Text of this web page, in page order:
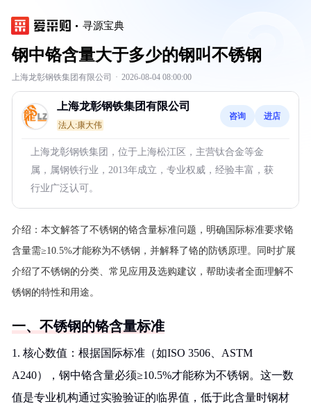
寻源宝典
钢中铬含量大于多少的钢叫不锈钢
上海龙彰钢铁集团有限公司 · 2026-08-04 08:00:00
上海龙彰钢铁集团有限公司
法人:康大伟
咨询 进店
上海龙彰钢铁集团，位于上海松江区，主营钛合金等金
属，属钢铁行业，2013年成立，专业权威，经验丰富，获
行业广泛认可。
介绍： 本文解答了不锈钢的铬含量标准问题，明确国际标准要求铬
含量需≥10.5%才能称为不锈钢，并解释了铬的防锈原理。同时扩展
介绍了不锈钢的分类、常见应用及选购建议，帮助读者全面理解不
锈钢的特性和用途。
一、不锈钢的铬含量标准
1. 核心数值：根据国际标准（如ISO 3506、ASTM
A240），钢中铬含量必须≥10.5%才能称为不锈钢。这一数
值是专业机构通过实验验证的临界值，低于此含量时钢材